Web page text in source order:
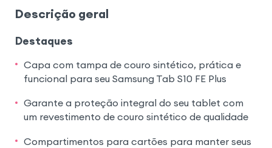
Descrição geral
Destaques
Capa com tampa de couro sintético, prática e
funcional para seu Samsung Tab S10 FE Plus
Garante a proteção integral do seu tablet com
um revestimento de couro sintético de qualidade
Compartimentos para cartões para manter seus